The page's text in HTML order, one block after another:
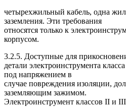
четырехжильный кабель, одна
заземления. Эти требования
относятся только к
корпусом.
3.2.5. Доступные для
детали электроинструмента
под напряжением в
случае повреждения изоляции,
заземляющим зажимом.
Электроинструмент классов II и III